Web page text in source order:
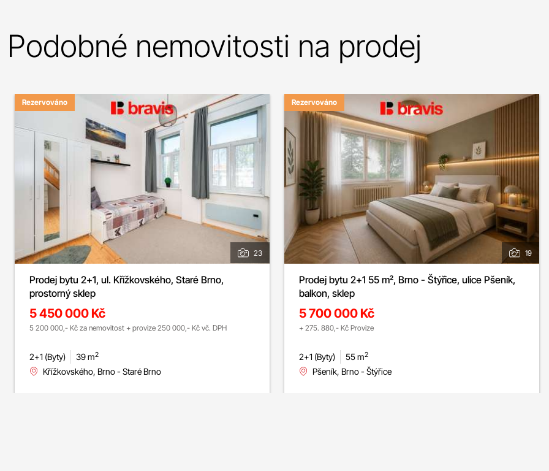
Podobné nemovitosti na prodej
Rezervováno
23
Prodej bytu 2+1, ul. Křížkovského, Staré Brno,
prostorný sklep
5 450 000 Kč
5 200 000,- Kč za nemovitost + provize 250 000,- Kč vč. DPH
2+1 (Byty) 39 m2
Křížkovského, Brno - Staré Brno
Rezervováno
19
Prodej bytu 2+1 55 m², Brno - Štýřice, ulice Pšeník,
balkon, sklep
5 700 000 Kč
+ 275. 880,- Kč Provize
2+1 (Byty) 55 m2
Pšeník, Brno - Štýřice